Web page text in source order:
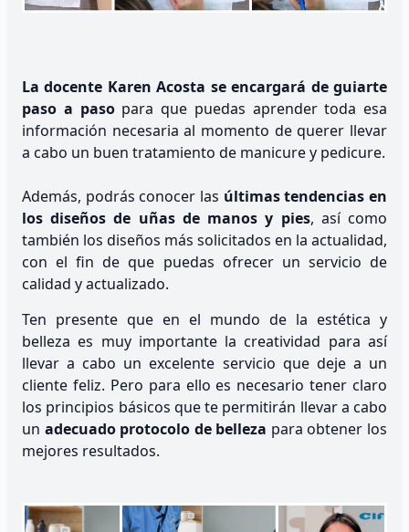
La docente Karen Acosta se encargará de guiarte
paso a paso para que puedas aprender toda esa
información necesaria al momento de querer llevar
a cabo un buen tratamiento de manicure y pedicure.
Además, podrás conocer las últimas tendencias en
los diseños de uñas de manos y pies, así como
también los diseños más solicitados en la actualidad,
con el fin de que puedas ofrecer un servicio de
calidad y actualizado.
Ten presente que en el mundo de la estética y
belleza es muy importante la creatividad para así
llevar a cabo un excelente servicio que deje a un
cliente feliz. Pero para ello es necesario tener claro
los principios básicos que te permitirán llevar a cabo
un adecuado protocolo de belleza para obtener los
mejores resultados.